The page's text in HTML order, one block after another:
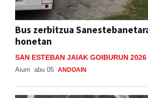
Bus zerbitzua
honetan
SAN ESTEBAN JAIAK GOIBURUN 2026
Aiurri abu 05 ANDOAIN